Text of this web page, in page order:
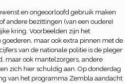
en ongeoorloofd gebruik maken
andere bezittingen (van een oudere)
kring. Voorbeelden zijn het
maar ook extra pinnen met de
van de nationale politie is de pleger
maar ook mantelzorgers, andere
zich hier schuldig aan. Op donderdag
van het programma Zembla aandacht